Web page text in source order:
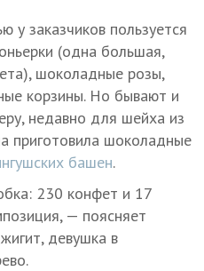
у заказчиков пользуется
(одна большая,
шоколадные розы,
корзины. Но бывают и
недавно для шейха из
приготовила шоколадные
башен.
230 конфет и 17
— поясняет
девушка в